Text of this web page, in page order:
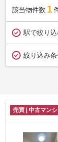
該当物件数 1
駅で絞り
絞り込み条
売買 | 中古マン